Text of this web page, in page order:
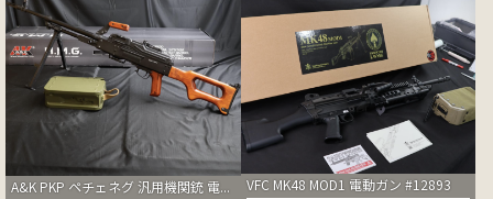
A&K PKP ペチェネグ 汎用機関銃 電...
VFC MK48 MOD1 電動ガン #12893